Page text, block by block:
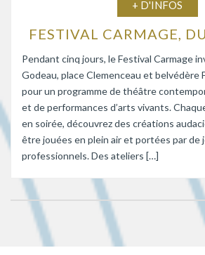
+ D'INFOS
Pendant cinq jours, le Festival Carmage
Godeau, place Clemenceau et belvédère
pour un programme de théâtre
et de performances d’arts vivants.
en soirée, découvrez des créations
être jouées en plein air et portées par de
professionnels. Des ateliers […]